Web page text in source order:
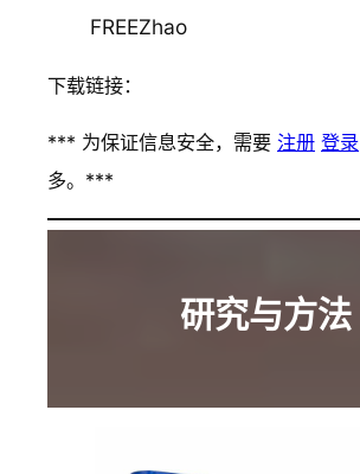
FREEZhao
下载链接：
*** 为保证信息安全，需要 注册 登录
多。***
研究与方法